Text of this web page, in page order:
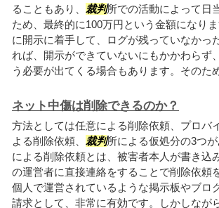
ることもあり、 裁判所での活動によって日
ため、最終的に100万円という金額になり
に開示に着手して、ログが残っていなかっ
れば、開示ができていないにもかかわらず
う必要が出てくる場合もあります。そのた
ネット中傷は削除できるのか？
方法としては任意による削除依頼、プロバ
よる削除依頼、 裁判所による仮処分の3つ
による削除依頼とは、被害者本人が書き込
の運営者に直接連絡をすることで削除依頼
個人で運営されているような掲示板やブロ
請求として、非常に有効です。しかしなが